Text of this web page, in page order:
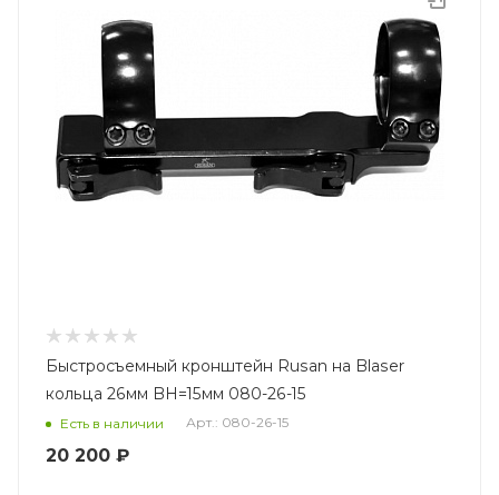
Быстросъемный кронштейн Rusan на Blaser
кольца 26мм BH=15мм 080-26-15
Есть в наличии Арт.: 080-26-15
20 200 ₽